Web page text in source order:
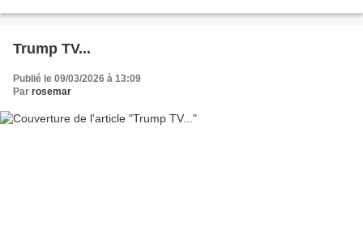
Trump TV...
Publié le 09/03/2026 à 13:09
Par rosemar